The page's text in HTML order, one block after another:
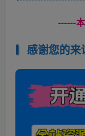
------
感谢您的来